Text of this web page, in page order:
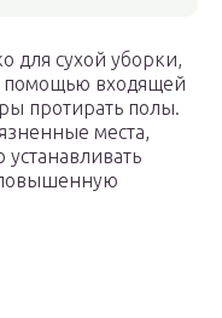
для сухой уборки,
помощью входящей
протирать полы.
места,